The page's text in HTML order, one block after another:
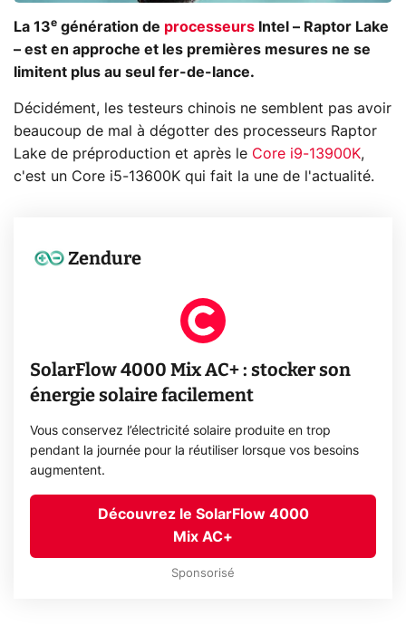
La 13e génération de processeurs Intel – Raptor Lake
– est en approche et les premières mesures ne se
limitent plus au seul fer-de-lance.
Décidément, les testeurs chinois ne semblent pas avoir
beaucoup de mal à dégotter des processeurs Raptor
Lake de préproduction et après le Core i9-13900K,
c'est un Core i5-13600K qui fait la une de l'actualité.
Zendure
SolarFlow 4000 Mix AC+ : stocker son
énergie solaire facilement
Vous conservez l’électricité solaire produite en trop
pendant la journée pour la réutiliser lorsque vos besoins
augmentent.
Découvrez le SolarFlow 4000
Mix AC+
Sponsorisé